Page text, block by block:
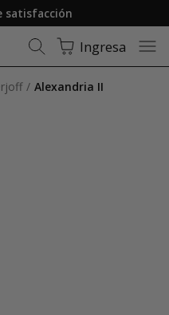
gratuito
Ingresa
Alexandria II